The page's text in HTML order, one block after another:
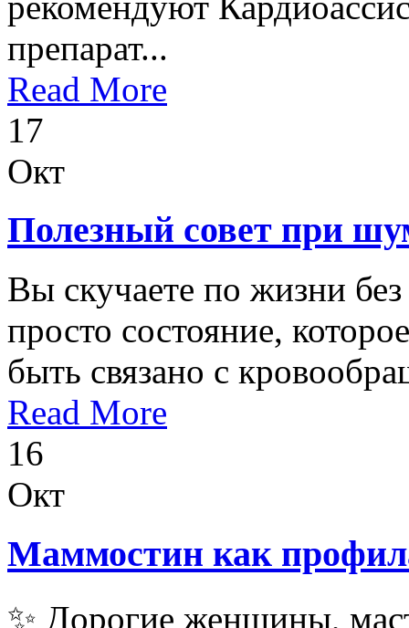
препарат...
Read More
17
Окт
Полезный совет при
Вы скучаете по жизни
просто состояние,
быть связано с
Read More
16
Окт
Маммостин как
✨ Дорогие женщины,